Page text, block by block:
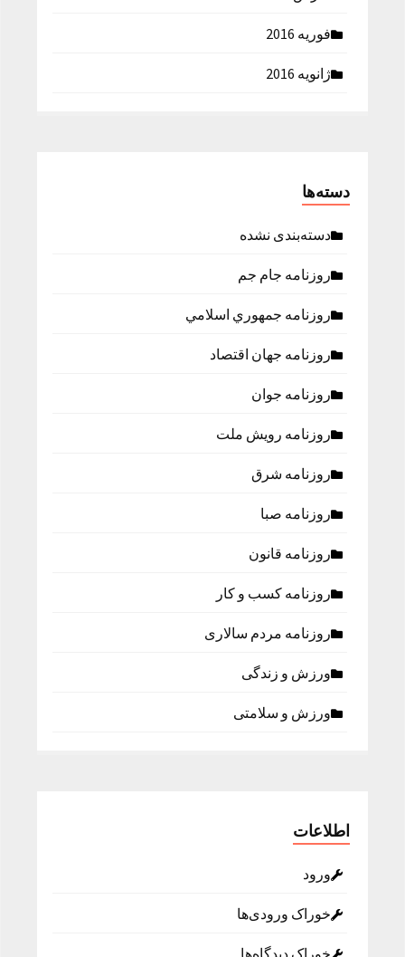
فوریه 2016
ژانویه 2016
دسته‌ها
دسته‌بندی نشده
روزنامه جام جم
روزنامه جمهوري اسلامي
روزنامه جهان اقتصاد
روزنامه جوان
روزنامه رویش ملت
روزنامه شرق
روزنامه صبا
روزنامه قانون
روزنامه كسب و كار
روزنامه مردم سالاری
ورزش و زندگی
ورزش و سلامتی
اطلاعات
ورود
خوراک ورودی‌ها
خوراک دیدگاه‌ها